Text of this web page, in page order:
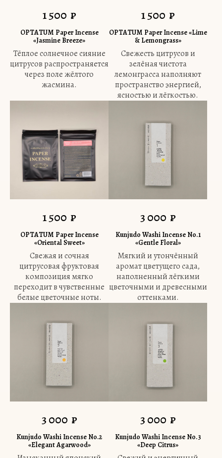
1 500 ₽
OPTATUM Paper Incense
«Jasmine Breeze»
Тёплое солнечное сияние
цитрусов распространяется
через поле жёлтого
жасмина.
1 500 ₽
OPTATUM Paper Incense «Lime
& Lemongrass»
Свежесть цитрусов и
зелёная чистота
лемонграсса наполняют
пространство энергией,
ясностью и лёгкостью.
1 500 ₽
OPTATUM Paper Incense
«Oriental Sweet»
Свежая и сочная
цитрусовая фруктовая
композиция мягко
переходит в чувственные
белые цветочные ноты.
3 000 ₽
Kunjudo Washi Incense No.1
«Gentle Floral»
Мягкий и утончённый
аромат цветущего сада,
наполненный лёгкими
цветочными и древесными
оттенками.
3 000 ₽
Kunjudo Washi Incense No.2
«Elegant Agarwood»
3 000 ₽
Kunjudo Washi Incense No.3
«Deep Citrus»